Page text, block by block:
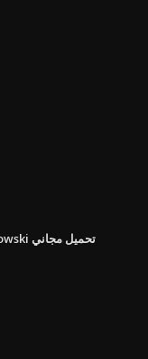
موسوعة من أنماط الرسم البياني توماس ن. bulkowski تحميل مجاني